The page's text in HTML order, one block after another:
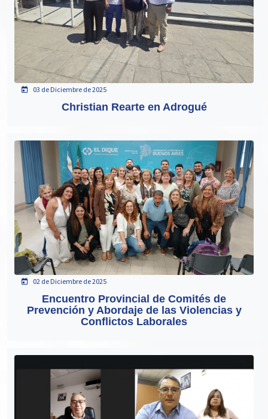
03 de Diciembre de 2025
Christian Rearte en Adrogué
02 de Diciembre de 2025
Encuentro Provincial de Comités de
Prevención y Abordaje de las Violencias y
Conflictos Laborales